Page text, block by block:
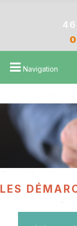
Navigation
Les